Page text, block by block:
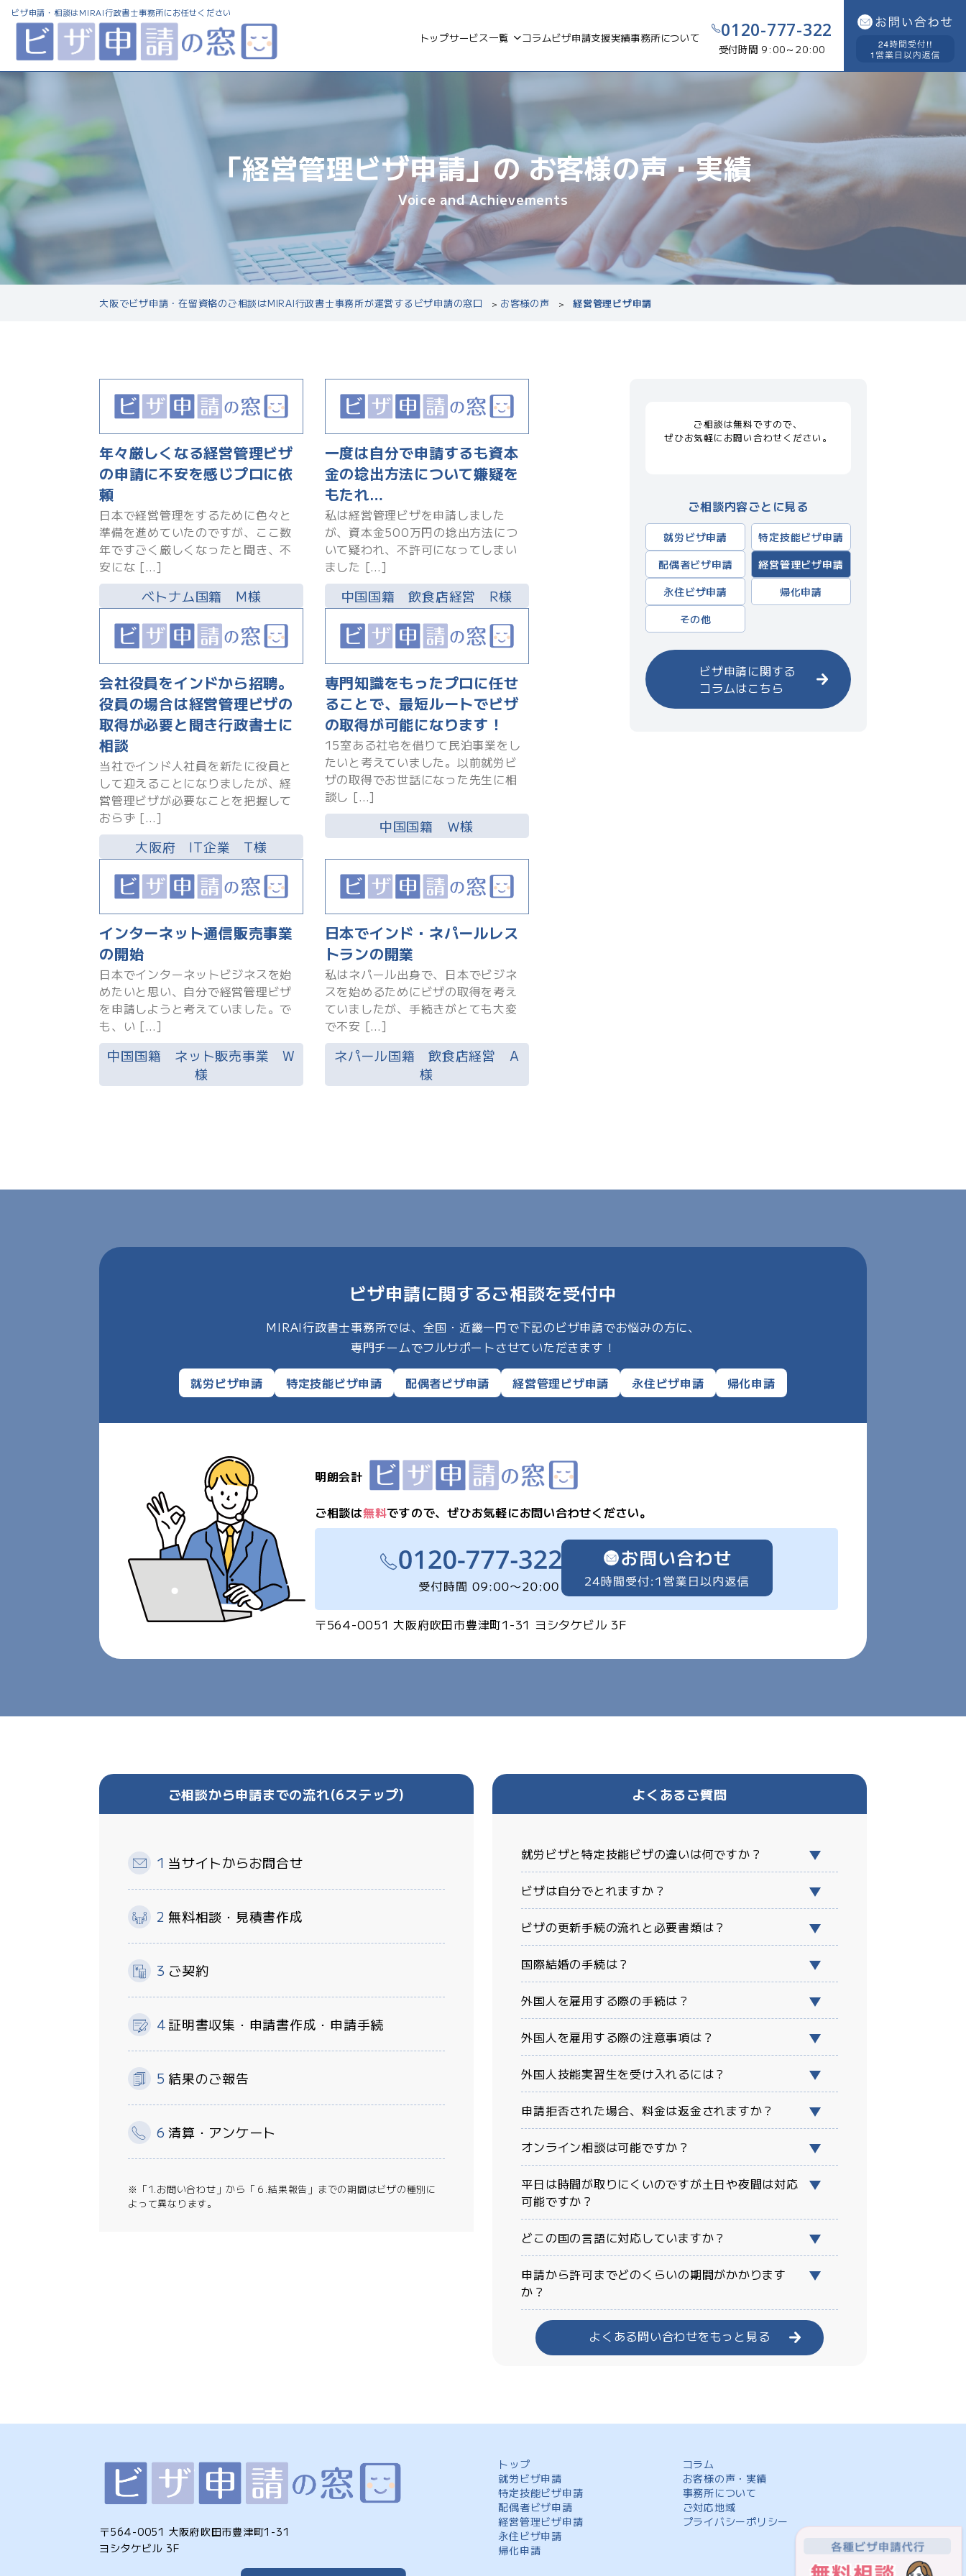
ビザ申請・相談はMIRAI行政書士事務所にお任せください
トップサービス一覧 コラムビザ申請支援実績事務所について 0120-777-322
受付時間 9:00～20:00
「経営管理ビザ申請」のお客様の声・実績
Voice and Achievements
大阪でビザ申請・在留資格のご相談はMIRAI行政書士事務所が運営するビザ申請の窓口 > お客様の声 > 経営管理ビザ申請
年々厳しくなる経営管理ビザ
の申請に不安を感じプロに依
頼
日本で経営管理をするために色々と
準備を進めていたのですが、ここ数
年ですごく厳しくなったと聞き、不
安にな […]
ベトナム国籍 M様
一度は自分で申請するも資本
金の捻出方法について嫌疑を
もたれ…
私は経営管理ビザを申請しました
が、資本金500万円の捻出方法につ
いて疑われ、不許可になってしまい
ました […]
中国国籍 飲食店経営 R様
会社役員をインドから招聘。
役員の場合は経営管理ビザの
取得が必要と聞き行政書士に
相談
当社でインド人社員を新たに役員と
して迎えることになりましたが、経
営管理ビザが必要なことを把握して
おらず […]
大阪府 IT企業 T様
専門知識をもったプロに任せ
ることで、最短ルートでビザ
の取得が可能になります！
15室ある社宅を借りて民泊事業をし
たいと考えていました。以前就労ビ
ザの取得でお世話になった先生に相
談し […]
中国国籍 Ｗ様
インターネット通信販売事業
の開始
日本でインターネットビジネスを始
めたいと思い、自分で経営管理ビザ
を申請しようと考えていました。で
も、い […]
中国国籍 ネット販売事業 W
様
日本でインド・ネパールレス
トランの開業
私はネパール出身で、日本でビジネ
スを始めるためにビザの取得を考え
ていましたが、手続きがとても大変
で不安 […]
ネパール国籍 飲食店経営 A
様
ご相談は無料ですので、
ぜひお気軽にお問い合わせください。
ご相談内容ごとに見る
就労ビザ申請
特定技能ビザ申請
配偶者ビザ申請
経営管理ビザ申請
永住ビザ申請
帰化申請
その他
ビザ申請に関する
コラムはこちら
ビザ申請に関するご相談を受付中
MIRAI行政書士事務所では、全国・近畿一円で下記のビザ申請でお悩みの方に、
専門チームでフルサポートさせていただきます！
就労ビザ申請 特定技能ビザ申請 配偶者ビザ申請 経営管理ビザ申請 永住ビザ申請 帰化申請
明朗会計
ご相談は無料ですので、ぜひお気軽にお問い合わせください。
〒564-0051大阪府吹田市豊津町1-31 ヨシタケビル 3F
ご相談から申請までの流れ(6ステップ)
当サイトからお問合せ
無料相談・見積書作成
ご契約
証明書収集・申請書作成 ・ 申請手続
結果のご報告
清算・アンケート
※「1.お問い合わせ」から「６.結果報告」までの期間はビザの種別に
よって異なります。
よくあるご質問
就労ビザと特定技能ビザの違いは何ですか？
ビザは自分でとれますか？
ビザの更新手続の流れと必要書類は？
国際結婚の手続は？
外国人を雇用する際の手続は？
外国人を雇用する際の注意事項は？
外国人技能実習生を受け入れるには？
申請拒否された場合、料金は返金されますか？
オンライン相談は可能ですか？
平日は時間が取りにくいのですが土日や夜間は対応
可能ですか？
どこの国の言語に対応していますか？
申請から許可までどのくらいの期間がかかります
か？
よくある問い合わせをもっと見る
〒564-0051 大阪府吹田市豊津町1-31
ヨシタケビル 3F
トップ
就労ビザ申請
特定技能ビザ申請
配偶者ビザ申請
経営管理ビザ申請
永住ビザ申請
帰化申請
コラム
お客様の声・実績
事務所について
ご対応地域
プライバシーポリシー